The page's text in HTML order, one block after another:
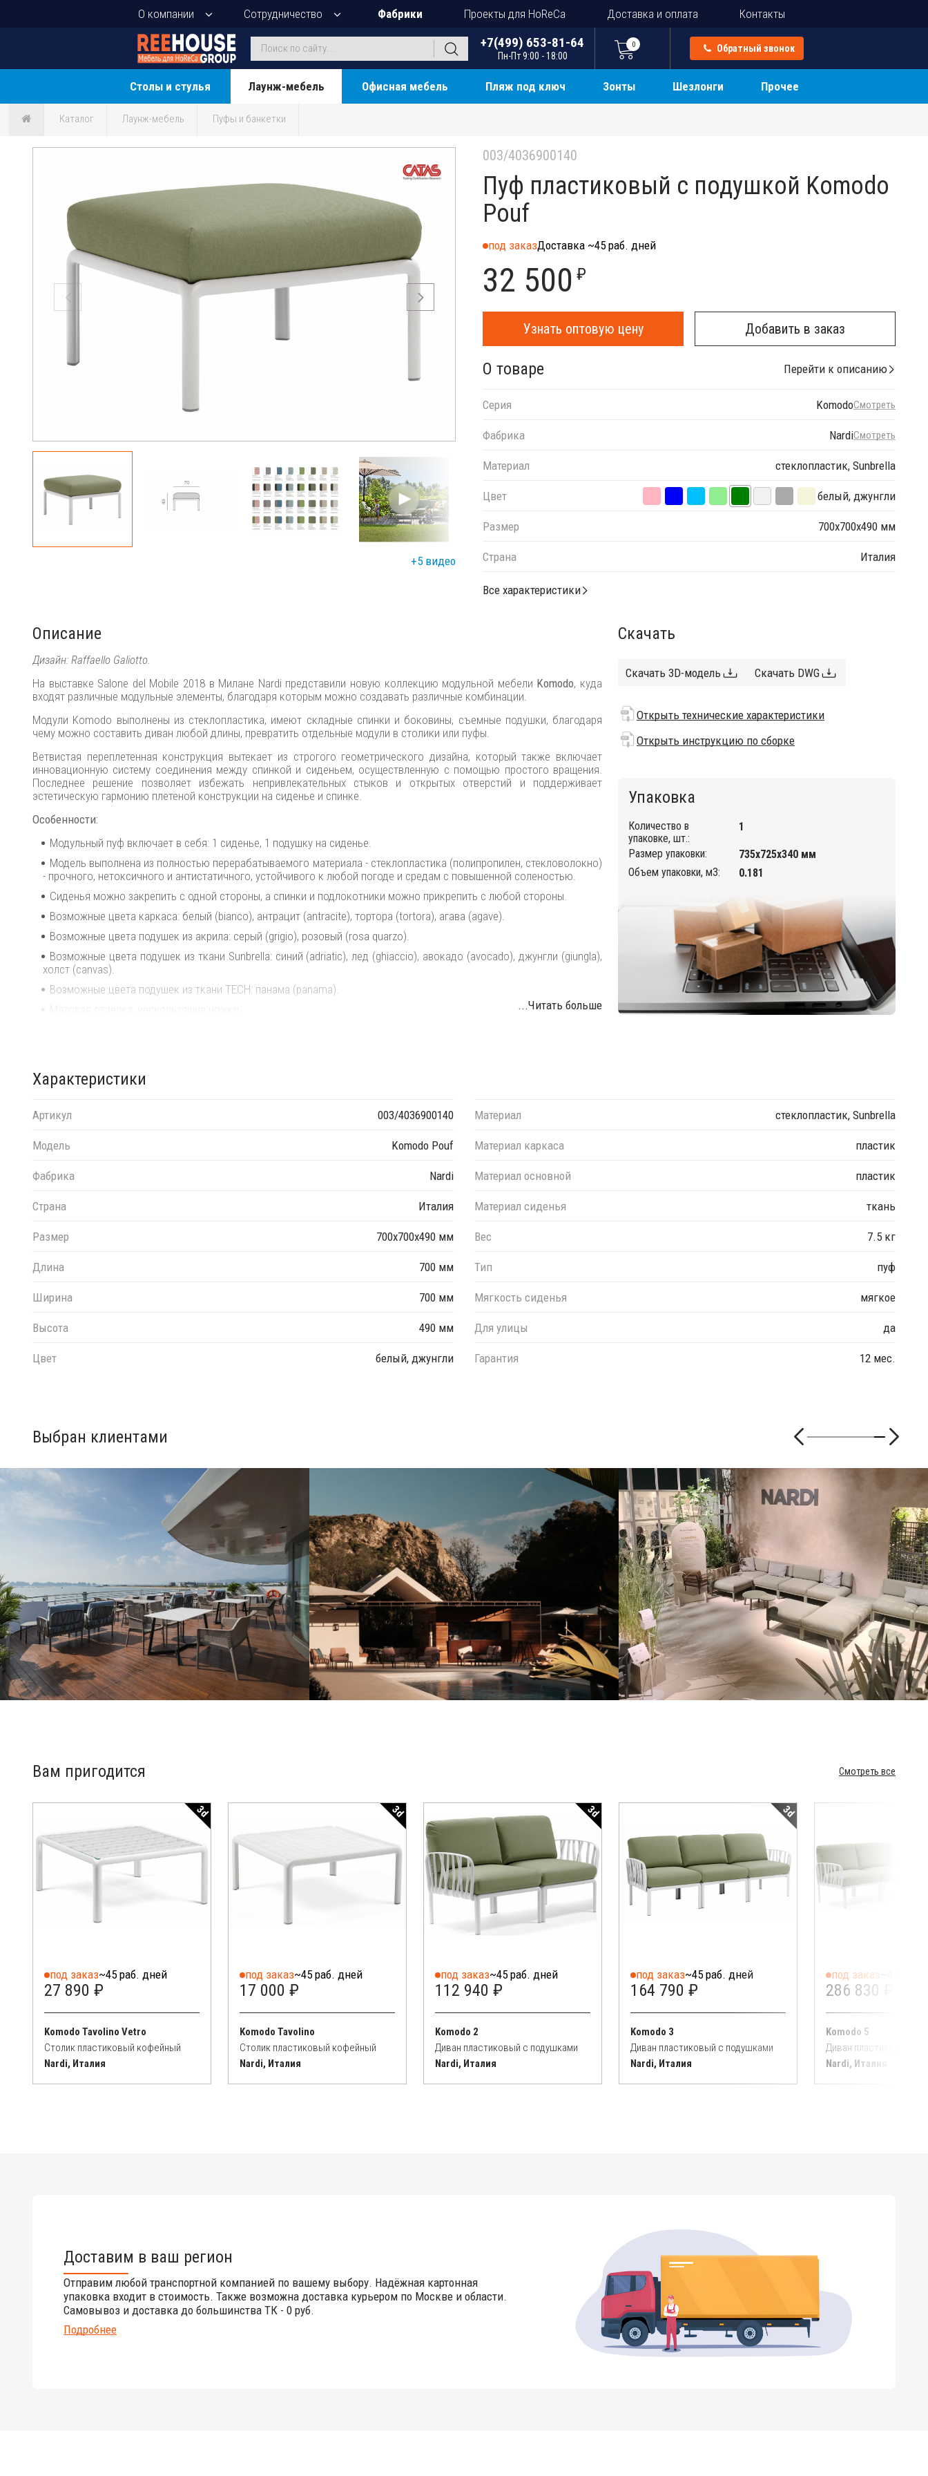
О компании Сотрудничество Фабрики Проекты для HoReCa Доставка и оплата Контакты
+7(499) 653-81-64
Пн-Пт 9:00 - 18:00
0 Обратный звонок
Столы и стулья Лаунж-мебель Офисная мебель Пляж под ключ Зонты Шезлонги Прочее
Каталог Лаунж-мебель Пуфы и банкетки
+5 видео
003/4036900140
Пуф пластиковый с подушкой Komodo
Pouf
под заказДоставка ~45 раб. дней
32 500 ₽
Узнать оптовую цену Добавить в заказ
О товаре Перейти к описанию
Серия KomodoСмотреть
Фабрика NardiСмотреть
Материал стеклопластик, Sunbrella
Цвет белый, джунгли
Размер 700х700х490 мм
Страна Италия
Все характеристики
Описание
Дизайн: Raffaello Galiotto.
На выставке Salone del Mobile 2018 в Милане Nardi представили новую коллекцию модульной мебели Komodo, куда
входят различные модульные элементы, благодаря которым можно создавать различные комбинации.
Модули Komodo выполнены из стеклопластика, имеют складные спинки и боковины, съемные подушки, благодаря
чему можно составить диван любой длины, превратить отдельные модули в столики или пуфы.
Ветвистая переплетенная конструкция вытекает из строгого геометрического дизайна, который также включает
инновационную систему соединения между спинкой и сиденьем, осуществленную с помощью простого вращения.
Последнее решение позволяет избежать непривлекательных стыков и открытых отверстий и поддерживает
эстетическую гармонию плетеной конструкции на сиденье и спинке.
Особенности:
Модульный пуф включает в себя: 1 сиденье, 1 подушку на сиденье.
Модель выполнена из полностью перерабатываемого материала - стеклопластика (полипропилен, стекловолокно)
- прочного, нетоксичного и антистатичного, устойчивого к любой погоде и средам с повышенной соленостью.
Сиденья можно закрепить с одной стороны, а спинки и подлокотники можно прикрепить с любой стороны.
Возможные цвета каркаса: белый (bianco), антрацит (antracite), тортора (tortora), агава (agave).
Возможные цвета подушек из акрила: серый (grigio), розовый (rosa quarzo).
Возможные цвета подушек из ткани Sunbrella: синий (adriatic), лед (ghiaccio), авокадо (avocado), джунгли (giungla),
холст (canvas).
Возможные цвета подушек из ткани TECH: панама (panama).
Матовая отделка, нескользящие ножки.
Открыть инструкцию по сборке
комбинируются между собой в любой последовательности, создавая индивидуальные решения для Вашего
...Читать больше
Скачать
Скачать 3D-модель Скачать DWG
Открыть технические характеристики
Открыть инструкцию по сборке
Упаковка
Количество в
упаковке, шт.:
1
Размер упаковки:
735х725х340 мм
Объем упаковки, м3:
0.181
Характеристики
Артикул 003/4036900140
Модель Komodo Pouf
Фабрика Nardi
Страна Италия
Размер 700х700х490 мм
Длина 700 мм
Ширина 700 мм
Высота 490 мм
Цвет белый, джунгли
Материал стеклопластик, Sunbrella
Материал каркаса пластик
Материал основной пластик
Материал сиденья ткань
Вес 7.5 кг
Тип пуф
Мягкость сиденья мягкое
Для улицы да
Гарантия 12 мес.
Выбран клиентами
Вам пригодится Смотреть все
3d
под заказ~45 раб. дней
27 890 ₽
Komodo Tavolino Vetro
Столик пластиковый кофейный
Nardi, Италия
3d
под заказ~45 раб. дней
17 000 ₽
Komodo Tavolino
Столик пластиковый кофейный
Nardi, Италия
3d
под заказ~45 раб. дней
112 940 ₽
Komodo 2
Диван пластиковый с подушками
Nardi, Италия
3d
под заказ~45 раб. дней
164 790 ₽
Komodo 3
Диван пластиковый с подушками
Nardi, Италия
под заказ
286 830 ₽
Komodo 5
Диван пластиковый с
Nardi, Италия
Доставим в ваш регион
Отправим любой транспортной компанией по вашему выбору. Надёжная картонная
упаковка входит в стоимость. Также возможна доставка курьером по Москве и области.
Самовывоз и доставка до большинства ТК - 0 руб.
Подробнее